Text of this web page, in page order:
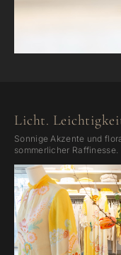
Licht.
Sonnige Akzente und
sommerlicher Raffinesse.